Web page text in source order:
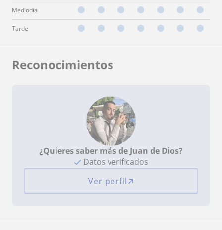
Mediodía
Tarde
Reconocimientos
¿Quieres saber más de Juan de Dios?
Datos verificados
Ver perfil